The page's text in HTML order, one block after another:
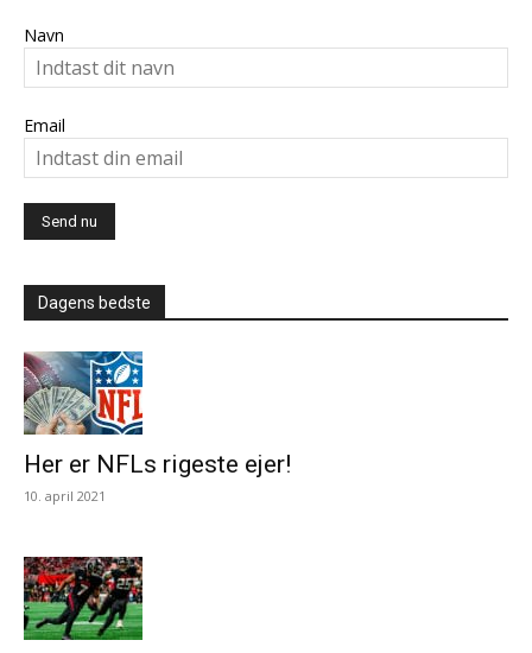
Navn
Email
Dagens bedste
Her er NFLs rigeste ejer!
10. april 2021